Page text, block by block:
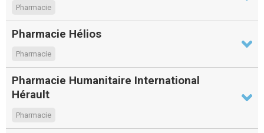
Pharmacie
Pharmacie Hélios
Pharmacie
Pharmacie Humanitaire International
Hérault
Pharmacie